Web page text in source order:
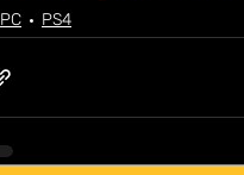
PC PS4